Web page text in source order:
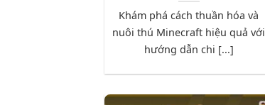
Khám phá cách thuần hóa và
nuôi thú Minecraft hiệu quả với
hướng dẫn chi [...]